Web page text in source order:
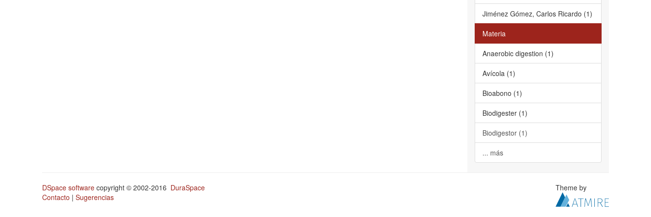
Jiménez Gómez, Carlos Ricardo (1)
Materia
Anaerobic digestion (1)
Avícola (1)
Bioabono (1)
Biodigester (1)
Biodigestor (1)
... más
DSpace software copyright © 2002-2016 DuraSpace
Contacto | Sugerencias
Theme by